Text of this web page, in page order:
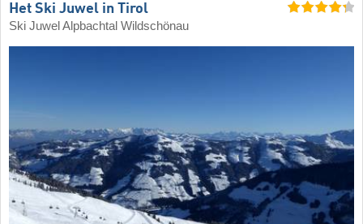
Het Ski Juwel in Tirol
Ski Juwel Alpbachtal Wildschönau